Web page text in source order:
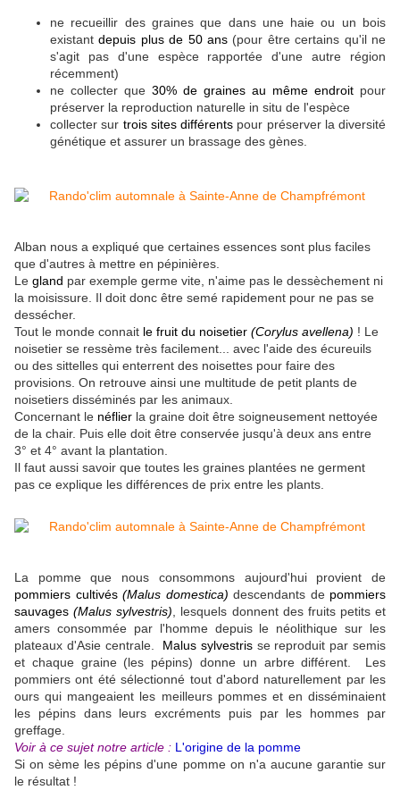
ne recueillir des graines que dans une haie ou un bois
existantdepuis plus de 50 ans (pour être certains qu'il ne
s'agit pas d'une espèce rapportée d'une autre région
récemment)
ne collecter que 30% de graines au même endroit pour
préserver la reproduction naturelle in situ de l'espèce
collecter sur trois sites différents pour préserver la diversité
génétique et assurer un brassage des gènes.
Alban nous a expliqué que certaines essences sont plus faciles
que d'autres à mettre en pépinières.
Le gland par exemple germe vite, n'aime pas le dessèchement ni
la moisissure. Il doit donc être semé rapidement pour ne pas se
dessécher.
Tout le monde connait le fruit du noisetier (Corylus avellena) ! Le
noisetier se ressème très facilement... avec l'aide des écureuils
ou des sittelles qui enterrent des noisettes pour faire des
provisions. On retrouve ainsi une multitude de petit plants de
noisetiers disséminés par les animaux.
Concernant le néflier la graine doit être soigneusement nettoyée
de la chair. Puis elle doit être conservée jusqu'à deux ans entre
3° et 4° avant la plantation.
Il faut aussi savoir que toutes les graines plantées ne germent
pas ce explique les différences de prix entre les plants.
La pomme que nous consommons aujourd'hui provient de
pommiers cultivés (Malus domestica) descendants de pommiers
sauvages(Malus sylvestris) , lesquels donnent des fruits petits et
amers consommée par l'homme depuis le néolithique sur les
plateaux d'Asie centrale. Malus sylvestrisse reproduit par semis
et chaque graine (les pépins) donne un arbre différent. Les
pommiers ont été sélectionné tout d'abord naturellement par les
ours qui mangeaient les meilleurs pommes et en disséminaient
les pépins dans leurs excréments puis par les hommes par
greffage.
Voir à ce sujet notre article : L'origine de la pomme
Si on sème les pépins d'une pomme on n'a aucune garantie sur
le résultat !